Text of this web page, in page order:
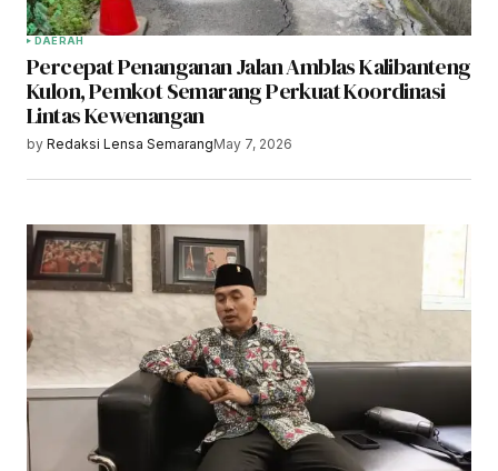
DAERAH
Percepat Penanganan Jalan Amblas Kalibanteng
Kulon, Pemkot Semarang Perkuat Koordinasi
Lintas Kewenangan
by Redaksi Lensa SemarangMay 7, 2026